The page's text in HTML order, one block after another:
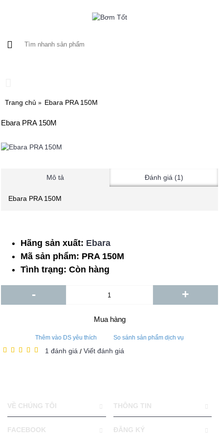
Trang chủ Ebara PRA 150M
Ebara PRA 150M
Mô tả Đánh giá (1)
Ebara PRA 150M
Hãng sản xuất: Ebara
Mã sản phẩm: PRA 150M
Tình trạng: Còn hàng
- +
Mua hàng
Thêm vào DS yêu thích So sánh sản phẩm dịch vụ
1 đánh giá / Viết đánh giá
VỀ CHÚNG TÔI THÔNG TIN
FACEBOOK ĐĂNG KÝ